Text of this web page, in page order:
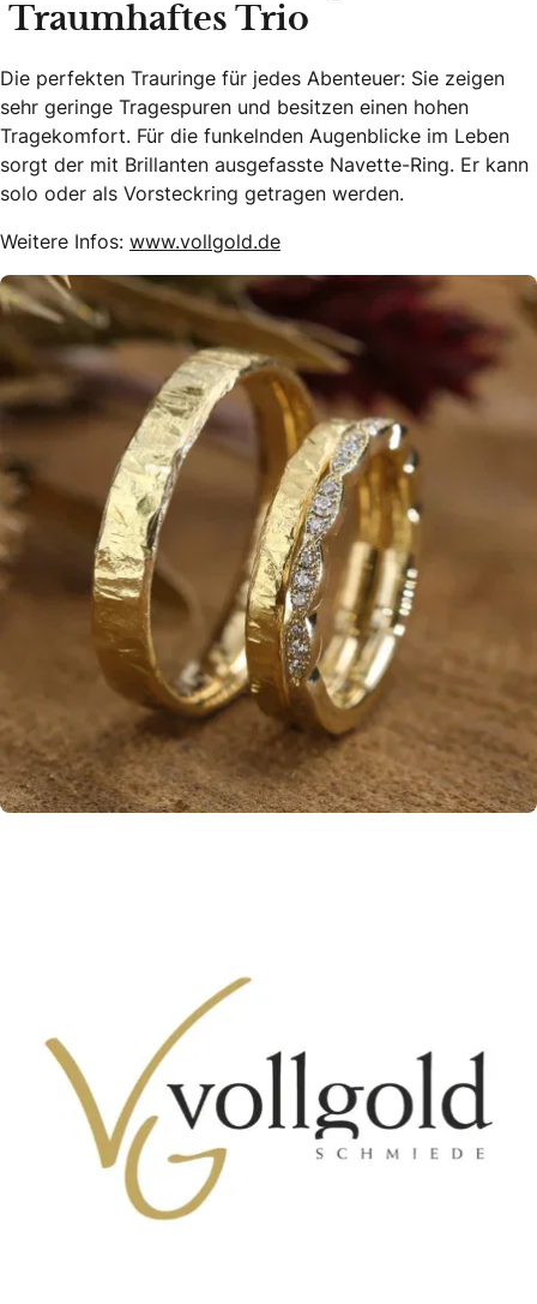
Traumhaftes Trio
Die perfekten Trauringe für jedes Abenteuer: Sie zeigen
sehr geringe Tragespuren und besitzen einen hohen
Tragekomfort. Für die funkelnden Augenblicke im Leben
sorgt der mit Brillanten ausgefasste Navette-Ring. Er kann
solo oder als Vorsteckring getragen werden.
Weitere Infos: www.vollgold.de